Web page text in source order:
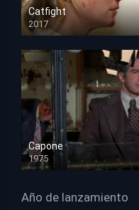
Catfight
2017
HD 720p
Capone
1975
HD 1080p
Año de lanzamiento